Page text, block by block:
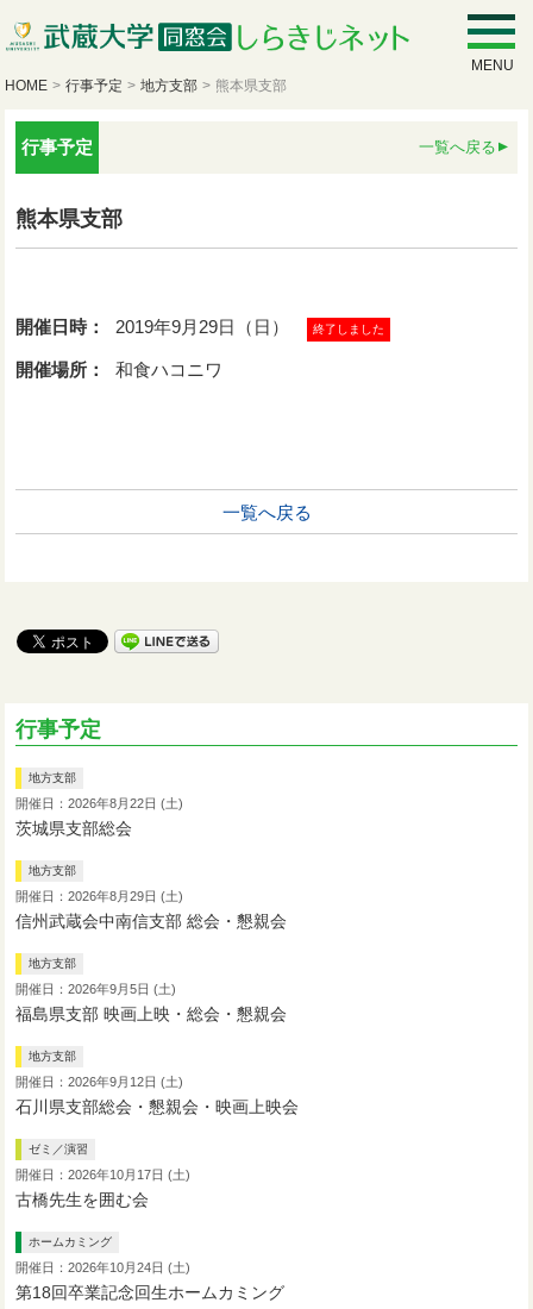
MENU
HOME > 行事予定 > 地方支部 > 熊本県支部
行事予定 一覧へ戻る
熊本県支部
開催日時： 2019年9月29日（日） 終了しました
開催場所： 和食ハコニワ
一覧へ戻る
行事予定
地方支部
開催日：2026年8月22日 (土)
茨城県支部総会
地方支部
開催日：2026年8月29日 (土)
信州武蔵会中南信支部 総会・懇親会
地方支部
開催日：2026年9月5日 (土)
福島県支部 映画上映・総会・懇親会
地方支部
開催日：2026年9月12日 (土)
石川県支部総会・懇親会・映画上映会
ゼミ／演習
開催日：2026年10月17日 (土)
古橋先生を囲む会
ホームカミング
開催日：2026年10月24日 (土)
第18回卒業記念回生ホームカミング